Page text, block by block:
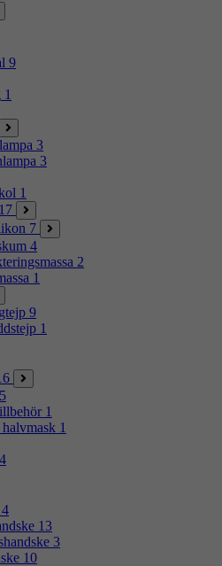
9
1
3
3
1
17
7
4
2
1
9
1
5
1
1
4
4
13
3
10